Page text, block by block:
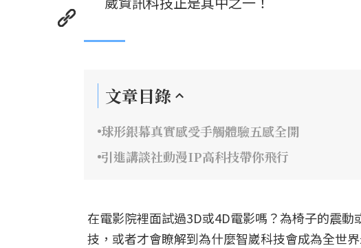
文章目錄
球形銀幕真實感受手觸體驗五感全開
引進講談社動漫IP高科技帶你飛行
在電影院裡面試過3D或4D電影嗎？為椅子的震
技，或者才會瞭解到為什麼智崴科技會成為全世